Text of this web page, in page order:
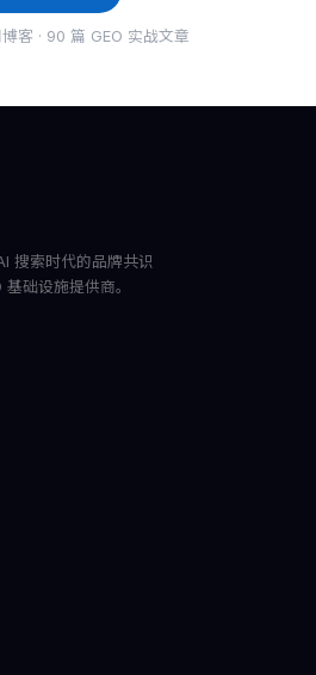
客 · 90 篇 GEO 实战文章
搜索时代的品牌共识
础设施提供商。